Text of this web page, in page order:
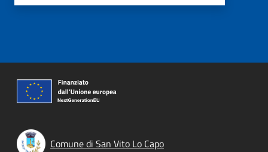
Comune di San Vito Lo Capo